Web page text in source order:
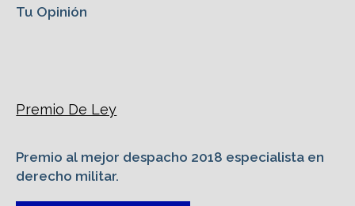
Tu Opinión
Premio De Ley
Premio al mejor despacho 2018 especialista en
derecho militar.